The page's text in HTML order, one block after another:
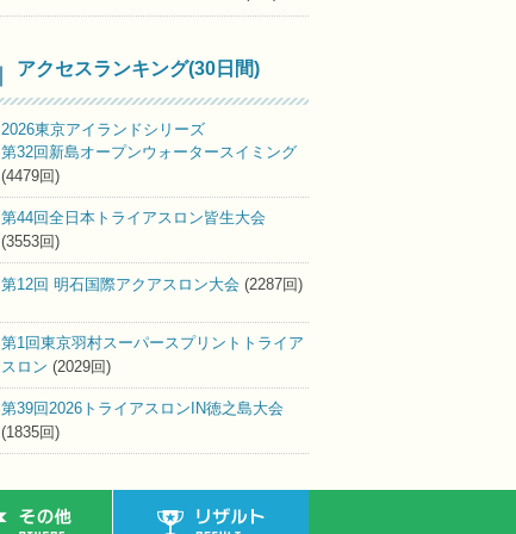
アクセスランキング(30日間)
2026東京アイランドシリーズ
第32回新島オープンウォータースイミング
(4479回)
第44回全日本トライアスロン皆生大会
(3553回)
第12回 明石国際アクアスロン大会 (2287回)
第1回東京羽村スーパースプリントトライア
スロン (2029回)
第39回2026トライアスロンIN徳之島大会
(1835回)
その他 リザルト